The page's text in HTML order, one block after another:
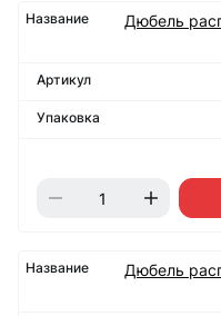
Дюбель
Дюбель